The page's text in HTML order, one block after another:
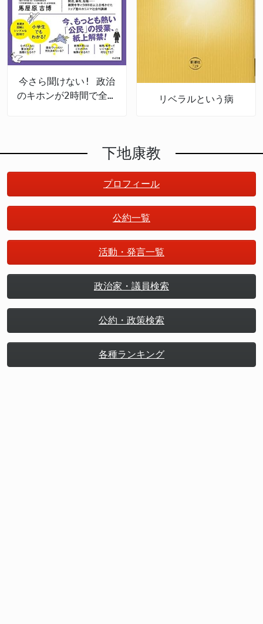
今さら聞けない! 政治
のキホンが2時間で全部
リベラルという病
下地康教
プロフィール
公約一覧
活動・発言一覧
政治家・議員検索
公約・政策検索
各種ランキング